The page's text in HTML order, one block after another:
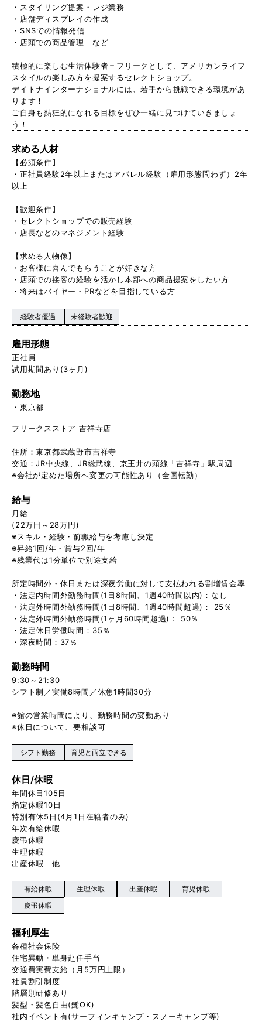
・スタイリング提案・レジ業務
・店舗ディスプレイの作成
・SNSでの情報発信
・店頭での商品管理 など
積極的に楽しむ生活体験者＝フリークとして、アメリカンライフ
スタイルの楽しみ方を提案するセレクトショップ。
デイトナインターナショナルには、若手から挑戦できる環境があ
ります！
ご自身も熱狂的になれる目標をぜひ一緒に見つけていきましょ
う！
求める人材
【必須条件】
・正社員経験2年以上またはアパレル経験（雇用形態問わず）2年
以上
【歓迎条件】
・セレクトショップでの販売経験
・店長などのマネジメント経験
【求める人物像】
・お客様に喜んでもらうことが好きな方
・店頭での接客の経験を活かし本部への商品提案をしたい方
・将来はバイヤー・PRなどを目指している方
経験者優遇 未経験者歓迎
雇用形態
正社員
試用期間あり(3ヶ月)
勤務地
東京都
フリークスストア 吉祥寺店
住所：東京都武蔵野市吉祥寺
交通：JR中央線、JR総武線、京王井の頭線「吉祥寺」駅周辺
※会社が定めた場所へ変更の可能性あり（全国転勤）
給与
月給
(22万円～28万円)
※スキル・経験・前職給与を考慮し決定
※昇給1回/年・賞与2回/年
※残業代は1分単位で別途支給
所定時間外・休日または深夜労働に対して支払われる割増賃金率
・法定内時間外勤務時間(1日8時間、1週40時間以内)：なし
・法定外時間外勤務時間(1日8時間、1週40時間超過)： 25％
・法定外時間外勤務時間(1ヶ月60時間超過)： 50％
・法定休日労働時間：35％
・深夜時間：37％
勤務時間
9:30～21:30
シフト制／実働8時間／休憩1時間30分
※館の営業時間により、勤務時間の変動あり
※休日について、要相談可
シフト勤務 育児と両立できる
休日/休暇
年間休日105日
指定休暇10日
特別有休5日(4月1日在籍者のみ)
年次有給休暇
慶弔休暇
生理休暇
出産休暇 他
有給休暇 生理休暇 出産休暇
育児休暇
慶弔休暇
福利厚生
各種社会保険
住宅異動・単身赴任手当
交通費実費支給（月5万円上限）
社員割引制度
階層別研修あり
髪型・髪色自由(髭OK)
社内イベント有(サーフィンキャンプ・スノーキャンプ等)